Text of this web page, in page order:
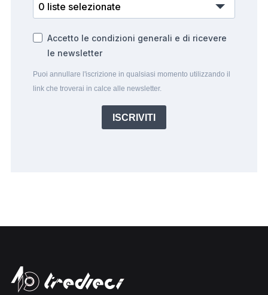
0 liste selezionate
Accetto le condizioni generali e di ricevere
le newsletter
Puoi annullare l'iscrizione in qualsiasi momento utilizzando il
link che troverai in calce alle newsletter.
ISCRIVITI